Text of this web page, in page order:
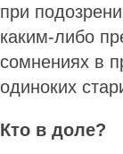
при
каким-либо
сомнениях в
одиноких
Кто в доле?